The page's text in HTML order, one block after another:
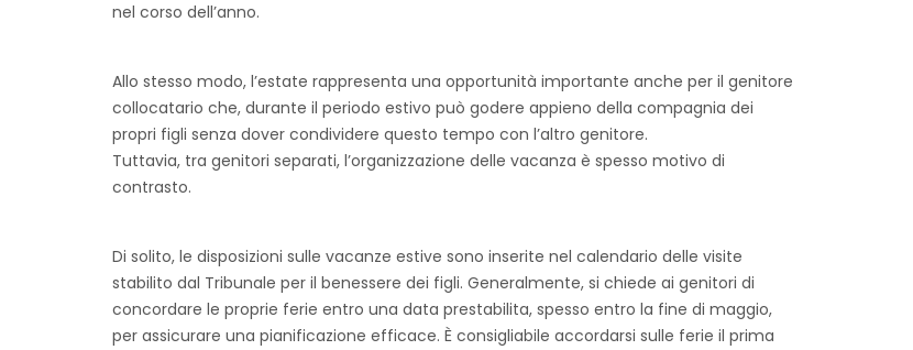
nel corso dell’anno.
Allo stesso modo, l’estate rappresenta una opportunità importante anche per il genitore
collocatario che, durante il periodo estivo può godere appieno della compagnia dei
propri figli senza dover condividere questo tempo con l’altro genitore.
Tuttavia, tra genitori separati, l’organizzazione delle vacanza è spesso motivo di
contrasto.
Di solito, le disposizioni sulle vacanze estive sono inserite nel calendario delle visite
stabilito dal Tribunale per il benessere dei figli. Generalmente, si chiede ai genitori di
concordare le proprie ferie entro una data prestabilita, spesso entro la fine di maggio,
per assicurare una pianificazione efficace. È consigliabile accordarsi sulle ferie il prima